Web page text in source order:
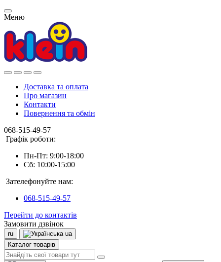
Меню
Доставка та оплата
Про магазин
Контакти
Повернення та обмін
068-515-49-57
Графік роботи:
Пн-Пт: 9:00-18:00
Сб: 10:00-15:00
Зателефонуйте нам:
068-515-49-57
Перейти до контактів
Замовити дзвінок
ru
ua
Каталог товарів